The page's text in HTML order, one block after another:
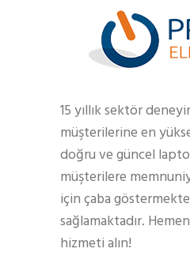
15 yıllık sektör
müşterilerine en
doğru ve güncel
müşterilere
için çaba
sağlamaktadır.
hizmeti alın!